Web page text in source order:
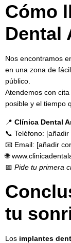
Cómo
Dental
Nos encontramos
en una zona de
público.
Atendemos con
posible y el tiempo
📍 Clínica Dental
📞 Teléfono:
📧 Email: [añadir
🌐
📅 Pide tu primera
tu
Los implantes